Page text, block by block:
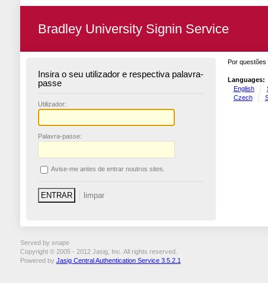
Bradley University Signin Service
Insira o seu utilizador e respectiva palavra-
passe
Utilizador:
Palavra-passe:
Avise-me antes de entrar noutros sites.
Por questões
Languages:
English
Czech
Served by snape
Copyright © 2005 - 2012 Jasig, Inc. All rights reserved.
Powered by Jasig Central Authentication Service 3.5.2.1